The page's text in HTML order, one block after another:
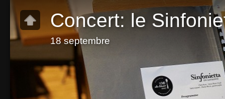
Concert: le
18 septembre